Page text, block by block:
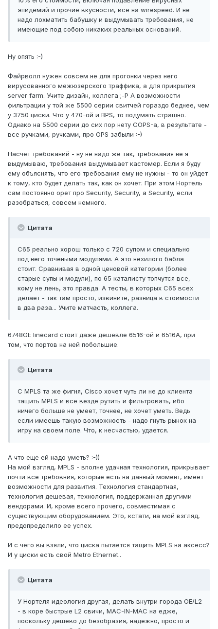
эпидемий и прочие вкусности, все на wirespeed. И не
надо лохматить бабушку и выдумывать требования, не
имеющие под собою никаких реальных оснований.
Ну опять :-)
Файрволл нужен совсем не для прогонки через него
вирусованного межюзерского траффика, а для прикрытия
server farm. Учите дизайн, коллега ;-P А возможности
фильтрации у той же 5500 серии свитчей гораздо беднее, чем
у 3750 циски. Что у 470-ой и BPS, то подумать страшно.
Однако на 5500 серии до сих пор нету COPS-а, в результате -
все ручками, ручками, про OPS забыли :-)
Насчет требований - ну не надо же так, требования не я
выдумываю, требования выдумывает кастомер. Если я буду
ему объяснять, что его требования ему не нужны - то он уйдет
к тому, кто будет делать так, как он хочет. При этом Нортель
сам постоянно орет про Security, Security, а Security, если
разобраться, совсем немного.
Цитата
С65 реально хорош только с 720 супом и специально
под него точеными модулями. А это нехилого бабла
стоит. Сравнивая в одной ценовой категории (более
старые супы и модули), по 65 каталисту топчутся все,
кому не лень, это правда. А тесты, в которых C65 всех
делает - так там просто, извините, разница в стоимости
в два раза... Учите матчасть, коллега.
6748GE linecard стоит даже дешевле 6516-ой и 6516A, при
том, что портов на ней побольшие.
Цитата
С MPLS та же фигня, Cisco хочет чуть ли не до клиента
тащить MPLS и все везде рутить и фильтровать, ибо
ничего больше не умеет, точнее, не хочет уметь. Ведь
если имеешь такую возможность - надо гнуть рынок на
игру на своем поле. Что, к несчастью, удается.
А что еще ей надо уметь? :-))
На мой взгляд, MPLS - вполне удачная технология, прикрывает
почти все требовния, которые есть на данный момент, имеет
возможности для развития. Технология стандартная,
технология дешевая, технология, поддержанная другими
вендорами. И, кроме всего прочего, совместимая с
существующим оборудованием. Это, кстати, на мой взгляд,
предопределило ее успех.
И с чего вы взяли, что циска пытается тащить MPLS на аксесс?
И у циски есть свой Metro Ethernet..
Цитата
У Нортеля идеология другая, делать внутри города OE/L2
- в коре быстрые L2 свичи, MAC-IN-MAC на едже,
поскольку дешево до безобразия, надежно, просто и